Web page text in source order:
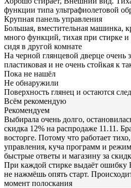
функции типа ультрафиолетовой
Крупная панель управления
Большая, вместительная машинка,
много функций, тихая при стирке
сидя в другой комнате
На черной глянцевой дверце очень
пластиковая и не очень стойкая к
Пока не нашёл
Не обнаружили
Поверхность глянец и остаются
Всём рекомендую
Рекомендуем
Выбирала очень долго,
скидка 12% на распродаже 11.11.
восторге. Потому что работает
управления, куча программ и
быстрые ответы и магазину за
При каждой стирке выдаёт ошибку
не нажмёшь опять старт.
момент полоскания